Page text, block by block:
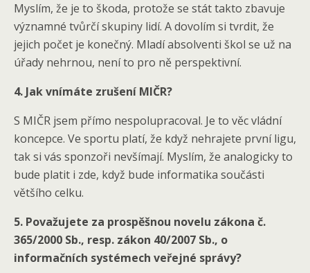
Myslím, že je to škoda, protože se stát takto zbavuje
významné tvůrčí skupiny lidí. A dovolím si tvrdit, že
jejich počet je konečný. Mladí absolventi škol se už na
úřady nehrnou, není to pro ně perspektivní.
4. Jak vnímáte zrušení MIČR?
S MIČR jsem přímo nespolupracoval. Je to věc vládní
koncepce. Ve sportu platí, že když nehrajete první ligu,
tak si vás sponzoři nevšímají. Myslím, že analogicky to
bude platit i zde, když bude informatika součásti
většího celku.
5. Považujete za prospěšnou novelu zákona č.
365/2000 Sb., resp. zákon 40/2007 Sb., o
informačních systémech veřejné správy?